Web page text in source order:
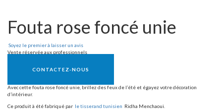
Fouta rose foncé unie
Soyez le premier à laisser un avis
Vente réservée aux professionnels
CONTACTEZ-NOUS
Avec cette fouta rose foncé unie, brillez des feux de l’été et égayez votre décoration
d’intérieur.
Ce produit à été fabriqué par le tisserand tunisien Ridha Menchaoui.